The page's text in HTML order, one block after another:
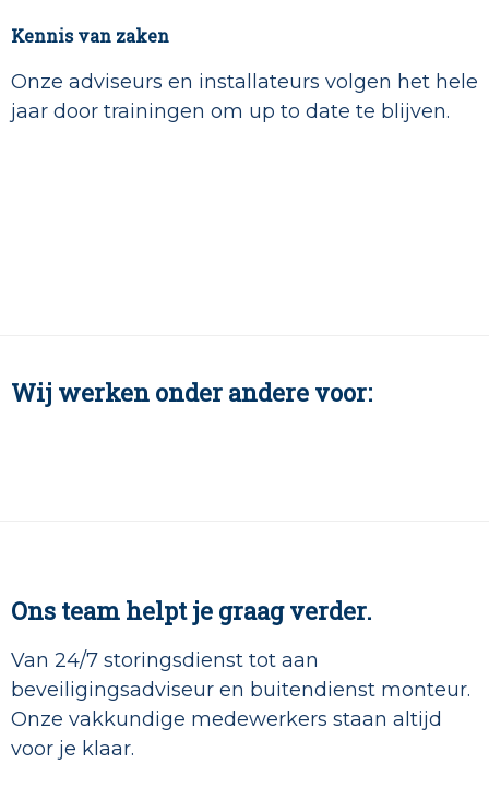
Kennis van zaken
Onze adviseurs en installateurs volgen het hele
jaar door trainingen om up to date te blijven.
Wij werken onder andere voor:
Ons team helpt je graag verder.
Van 24/7 storingsdienst tot aan
beveiligingsadviseur en buitendienst monteur.
Onze vakkundige medewerkers staan altijd
voor je klaar.